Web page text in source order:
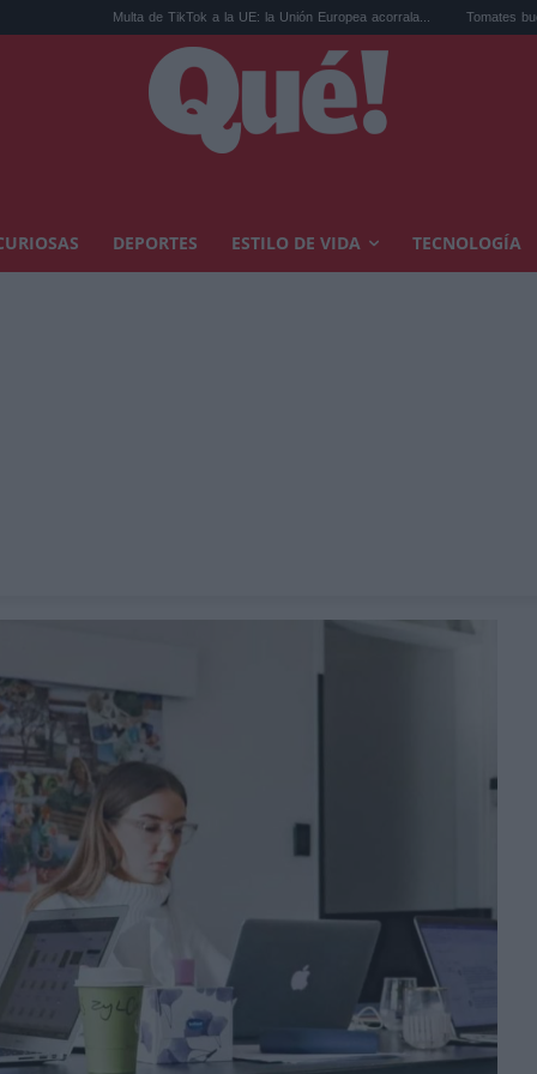
Multa de TikTok a la UE: la Unión Europea acorrala... Tomates buenos en Madrid:
DEPORTES ESTILO DE VIDA TECNOLOGÍA